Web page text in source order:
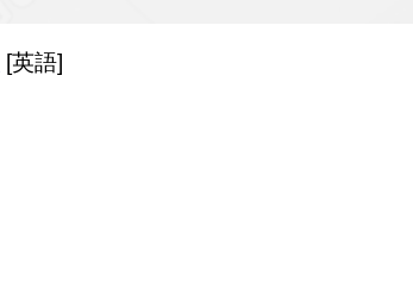
[英語]